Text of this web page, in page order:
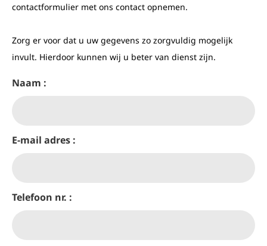
contactformulier met ons contact opnemen.
Zorg er voor dat u uw gegevens zo zorgvuldig mogelijk
invult. Hierdoor kunnen wij u beter van dienst zijn.
Naam :
E-mail adres :
Telefoon nr. :